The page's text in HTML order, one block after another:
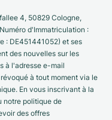
4, 50829 Cologne,
d'Immatriculation :
: DE451441052) et ses
des nouvelles sur les
à l'adresse e-mail
à tout moment via le
En vous inscrivant à la
notre politique de
des offres